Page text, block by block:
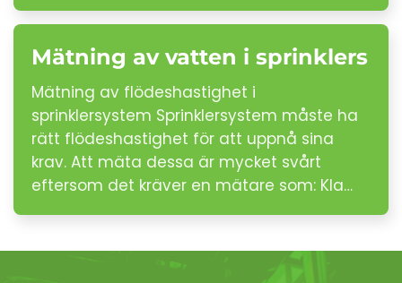
Mätning av vatten i sprinklers
Mätning av flödeshastighet i
sprinklersystem Sprinklersystem måste ha
rätt flödeshastighet för att uppnå sina
krav. Att mäta dessa är mycket svårt
eftersom det kräver en mätare som: Kla…